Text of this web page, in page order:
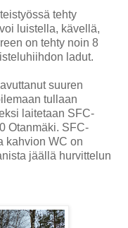
tehty
luistella, kävellä,
on tehty noin 8
ladut.
suuren
tullaan
laitetaan SFC-
Otanmäki. SFC-
kahvion WC on
jäällä hurvittelun